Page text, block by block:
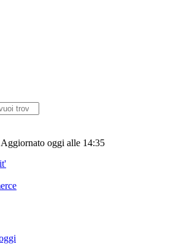
Aggiornato oggi alle 14:35